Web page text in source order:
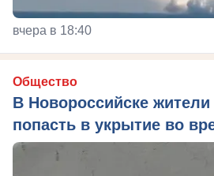
вчера в 18:40
Общество
В Новороссийске жители
попасть в укрытие во